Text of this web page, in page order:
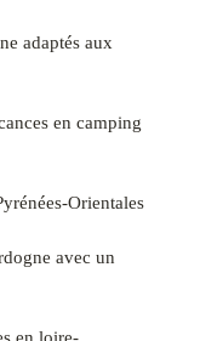
adaptés aux
en camping
Orientales
avec un